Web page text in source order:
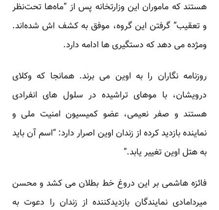
هستند که ماموران این وزارتخانه پس از “ماه‌ها تحت‌نظر
و تعقیب” گرفتن این گروه، موفق به کشف اش شده‌اند.
ومژده می دهد که دستگیری ها ادامه دارد.
روزنامه نگاران را به اوین می برند. همانجا که وکلای
درویشان، با موهای تراشیده در سلول های انفرادی
هستند و صفر نعیمی، عضو کمیسیون امنیت ملی و
نماینده بازدید کرده از زندان اوین اصرار دارد: “اسم آن باید
به هتل اوین تغییر یابد.”
فائزه هاشمی بر این دروغ خط بطلان می کشد و محسن
میردامادی نمایندگان بازدیدکننده از زندان را دعوت به